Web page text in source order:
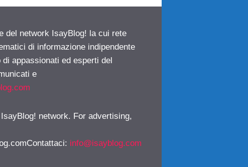
del network IsayBlog! la cui rete
di informazione indipendente
appassionati ed esperti del
e
network. For advertising,
: info@isayblog.com